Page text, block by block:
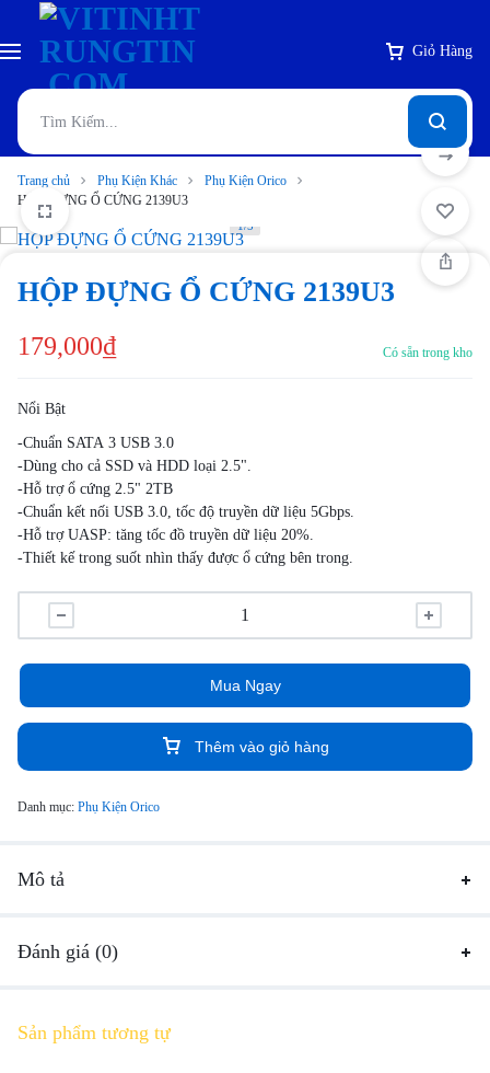
Giỏ Hàng
Trang chủ Phụ Kiện Khác
Phụ Kiện Orico
HỘP ĐỰNG Ổ CỨNG 2139U3
1/5
HỘP ĐỰNG Ổ CỨNG 2139U3
179,000₫ Có sẵn trong kho
Nổi Bật
-Chuẩn SATA 3 USB 3.0
-Dùng cho cả SSD và HDD loại 2.5".
-Hỗ trợ ổ cứng 2.5" 2TB
-Chuẩn kết nối USB 3.0, tốc độ truyền dữ liệu 5Gbps.
-Hỗ trợ UASP: tăng tốc đồ truyền dữ liệu 20%.
-Thiết kế trong suốt nhìn thấy được ổ cứng bên trong.
Thêm vào giỏ hàng
Mua Ngay
Danh mục: Phụ Kiện Orico
Mô tả
Đánh giá (0)
Sản phẩm tương tự